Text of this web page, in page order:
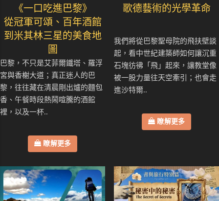
《一口吃進巴黎》
從冠軍可頌、百年酒館
到米其林三星的美食地
圖
巴黎，不只是艾菲爾鐵塔、羅浮
宮與香榭大道；真正迷人的巴
黎，往往藏在清晨剛出爐的麵包
香、午餐時段熱鬧喧騰的酒館
裡，以及一杯..
瞭解更多
歌德藝術的光學革命
我們將從巴黎聖母院的飛扶壁談
起，看中世紀建築師如何讓沉重
石塊彷彿「飛」起來，讓教堂像
被一股力量往天空牽引；也會走
進沙特爾..
瞭解更多